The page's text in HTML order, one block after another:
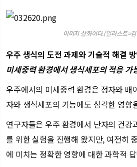
이미지 삽화이다.(일러스트=
우주 생식의 도전 과제와 기술적 해결
미세중력 환경에서 생식세포의 적응 가
우주에서의 미세중력 환경은 정자와 배
자와 생식세포의 기능에도 심각한 영향
연구자들은 우주 환경에서 난자의 건강
를 위한 실험을 진행해 왔지만, 여전히
에 미치는 정확한 영향에 대한 과학적